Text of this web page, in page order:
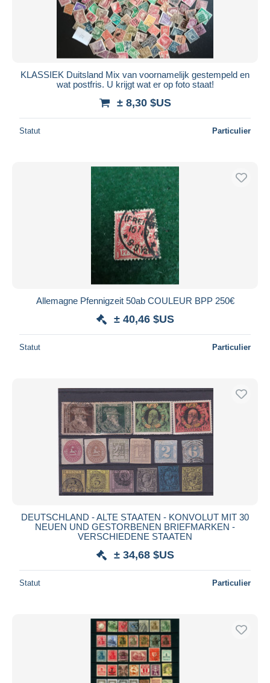
KLASSIEK Duitsland Mix van voornamelijk gestempeld en
wat postfris. U krijgt wat er op foto staat!
± 8,30 $US
Statut Particulier
Allemagne Pfennigzeit 50ab COULEUR BPP 250€
± 40,46 $US
Statut Particulier
DEUTSCHLAND - ALTE STAATEN - KONVOLUT MIT 30
NEUEN UND GESTORBENEN BRIEFMARKEN -
VERSCHIEDENE STAATEN
± 34,68 $US
Statut Particulier